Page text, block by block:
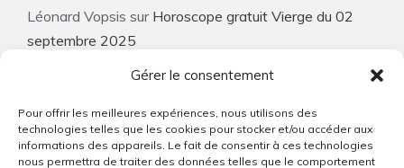
Gérer le consentement
Pour offrir les meilleures expériences, nous utilisons des
technologies telles que les cookies pour stocker et/ou accéder aux
informations des appareils. Le fait de consentir à ces technologies
nous permettra de traiter des données telles que le comportement
Léonard Vopsis sur Horoscope gratuit Vierge du 02
septembre 2025
surHoroscope gratuit Vierge du 02
Elowen ValtiersurHoroscope gratuit Vierge du 02